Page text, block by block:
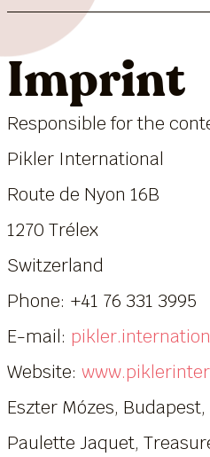
Imprint
Responsible for the
Pikler International
Route de Nyon 16B
1270 Trélex
Switzerland
Phone: +41 76 331 3995
E-mail:
Website:
Eszter Mózes,
Paulette Jaquet,